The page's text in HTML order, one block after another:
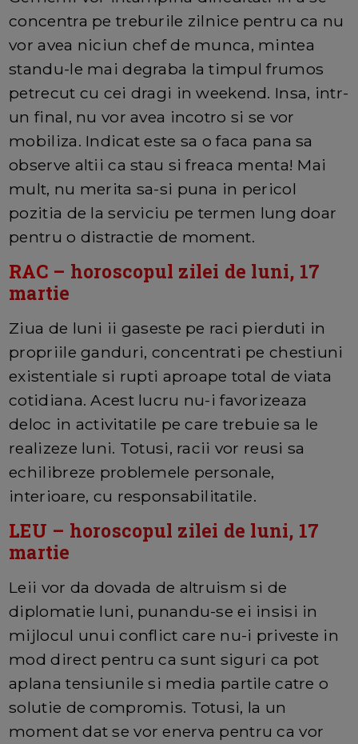
concentra pe treburile zilnice pentru ca nu
vor avea niciun chef de munca, mintea
standu-le mai degraba la timpul frumos
petrecut cu cei dragi in weekend. Insa, intr-
un final, nu vor avea incotro si se vor
mobiliza. Indicat este sa o faca pana sa
observe altii ca stau si freaca menta! Mai
mult, nu merita sa-si puna in pericol
pozitia de la serviciu pe termen lung doar
pentru o distractie de moment.
RAC– horoscopul zilei de luni, 17
martie
Ziua de luni ii gaseste pe raci pierduti in
propriile ganduri, concentrati pe chestiuni
existentiale si rupti aproape total de viata
cotidiana. Acest lucru nu-i favorizeaza
deloc in activitatile pe care trebuie sa le
realizeze luni. Totusi, racii vor reusi sa
echilibreze problemele personale,
interioare, cu responsabilitatile.
LEU – horoscopul zilei de luni, 17
martie
Leii vor da dovada de altruism si de
diplomatie luni, punandu-se ei insisi in
mijlocul unui conflict care nu-i priveste in
mod direct pentru ca sunt siguri ca pot
aplana tensiunile si media partile catre o
solutie de compromis. Totusi, la un
moment dat se vor enerva pentru ca vor